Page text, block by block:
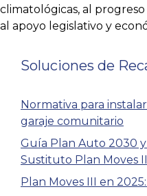
climatológicas, al
al apoyo legislativo y
Soluciones de
Normativa para
garaje comunitario
Guía Plan Auto 2030
Sustituto Plan Moves
Plan Moves III en